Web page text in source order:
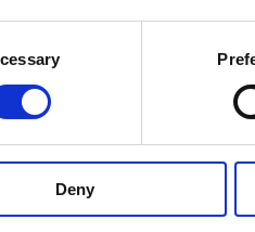
Deny
kan finde en underviser tæt på